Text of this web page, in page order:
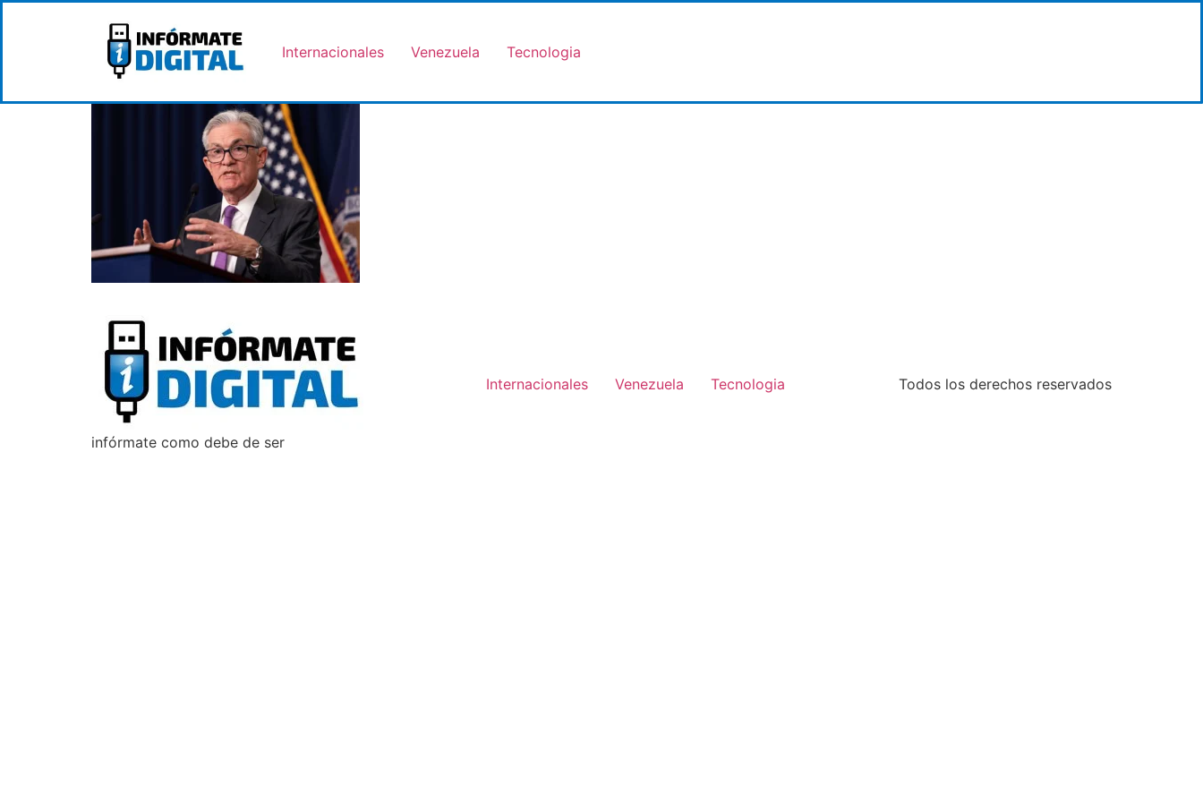
Internacionales Venezuela Tecnologia
infórmate como debe de ser
Internacionales Venezuela Tecnologia Todos los derechos reservados